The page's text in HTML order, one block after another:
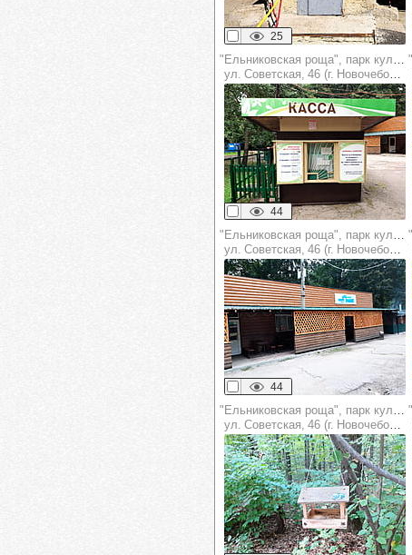
25
"Ельниковская роща", парк культуры и отдыха
ул. Советская, 46 (г. Новочебоксарск)
44
"Ельниковская роща", парк культуры и отдыха
ул. Советская, 46 (г. Новочебоксарск)
44
"Ельниковская роща", парк культуры и отдыха
ул. Советская, 46 (г. Новочебоксарск)